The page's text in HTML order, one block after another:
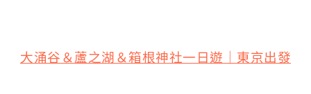
大涌谷＆蘆之湖＆箱根神社一日遊｜東京出發